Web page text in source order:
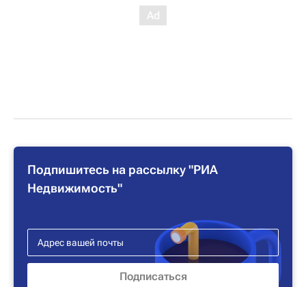
Подпишитесь на рассылку "РИА
Недвижимость"